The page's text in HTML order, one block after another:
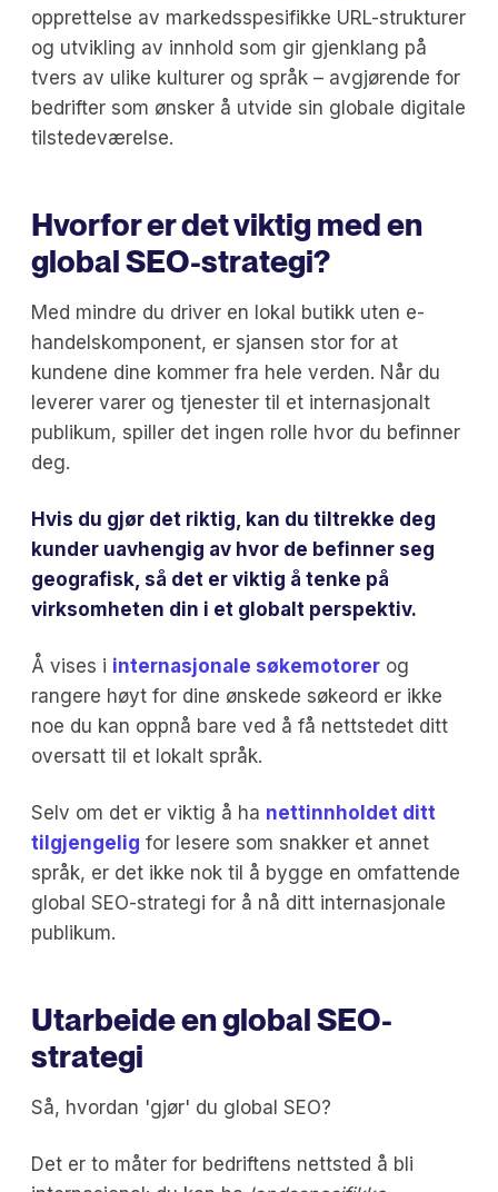
opprettelse av markedsspesifikke URL-strukturer
og utvikling av innhold som gir gjenklang på
tvers av ulike kulturer og språk – avgjørende for
bedrifter som ønsker å utvide sin globale digitale
tilstedeværelse.
Hvorfor er det viktig med en
global SEO-strategi?
Med mindre du driver en lokal butikk uten e-
handelskomponent, er sjansen stor for at
kundene dine kommer fra hele verden. Når du
leverer varer og tjenester til et internasjonalt
publikum, spiller det ingen rolle hvor du befinner
deg.
Hvis du gjør det riktig, kan du tiltrekke deg
kunder uavhengig av hvor de befinner seg
geografisk, så det er viktig å tenke på
virksomheten din i et globalt perspektiv.
Å vises i internasjonale søkemotorer og
rangere høyt for dine ønskede søkeord er ikke
noe du kan oppnå bare ved å få nettstedet ditt
oversatt til et lokalt språk.
Selv om det er viktig å ha nettinnholdet ditt
tilgjengelig for lesere som snakker et annet
språk, er det ikke nok til å bygge en omfattende
global SEO-strategi for å nå ditt internasjonale
publikum.
Utarbeide en global SEO-
strategi
Så, hvordan 'gjør' du global SEO?
Det er to måter for bedriftens nettsted å bli